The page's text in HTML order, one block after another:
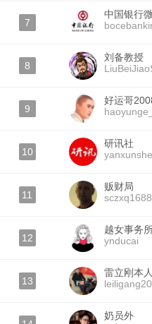
7
中国银行
8
刘备教授
9
好运哥
10
研讯社
yanxunshe
11
贩财局
sczxq1688
12
越女事务
ynducai
13
雷立刚本
奶员外